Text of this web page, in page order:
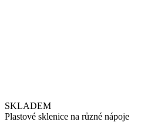
SKLADEM
Plastové sklenice na různé nápoje